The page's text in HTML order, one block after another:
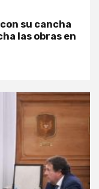
su cancha
las obras en